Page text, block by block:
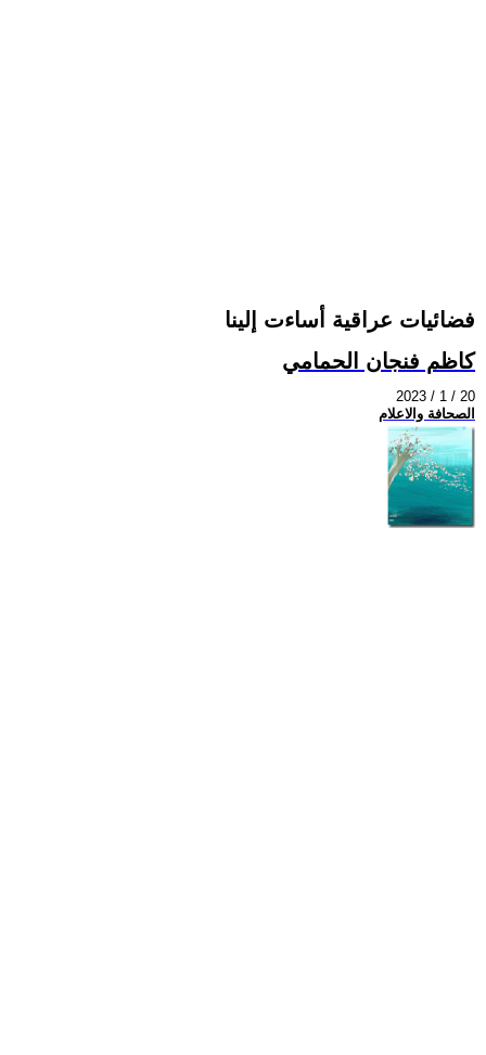
فضائيات عراقية أساءت إلينا
كاظم فنجان الحمامي
2023 / 1 / 20
الصحافة والاعلام